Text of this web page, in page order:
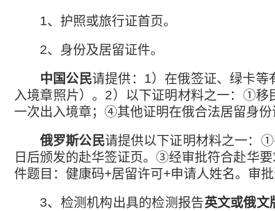
1、护照或旅行证首页。
2、身份及居留证件。
中国公民请提供： 1）在俄签证、绿卡等
入境章照片）。 2）以下证明材料之一： ①移
一次出入境章； ④其他证明在俄合法居留身
俄罗斯公民请提供以下证明材料之一： ①
日后颁发的赴华签证页。③经审批符合赴华
件题目：健康码+居留许可+申请人姓名。审
3、 检测机构出具的检测报告英文或俄文